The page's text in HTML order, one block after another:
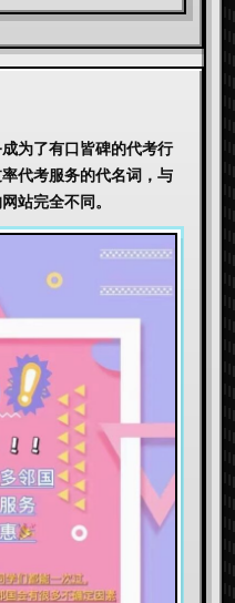
为了有口皆碑的代考行
代考服务的代名词，与
站完全不同。